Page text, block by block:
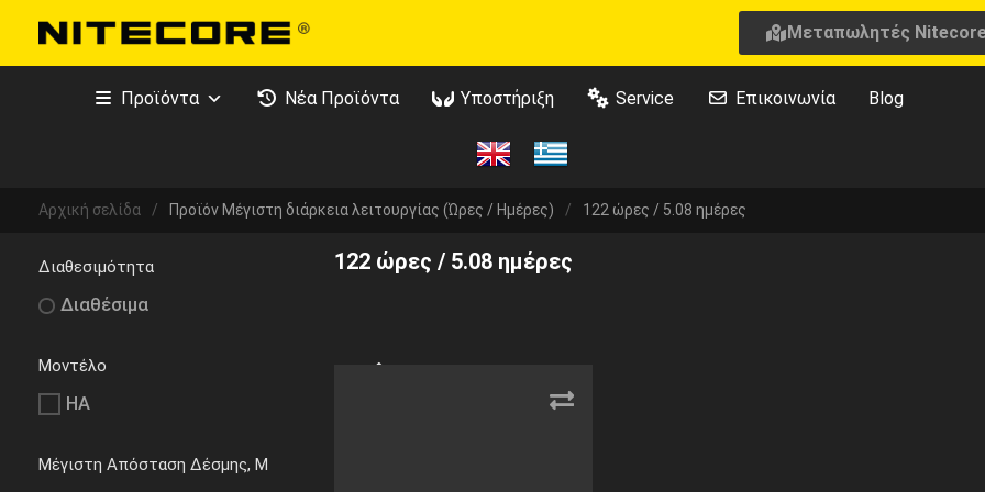
Μεταπωλητές
Προϊόντα Νέα Προϊόντα Υποστήριξη Service Επικοινωνία Blog
Αρχική σελίδα / Προϊόν Μέγιστη διάρκεια λειτουργίας (Ώρες / Ημέρες) / 122 ώρες / 5.08 ημέρες
122 ώρες / 5.08 ημέρες
Διαθεσιμότητα
Διαθέσιμα
Μοντέλο
HA
Μέγιστη Απόσταση Δέσμης, M